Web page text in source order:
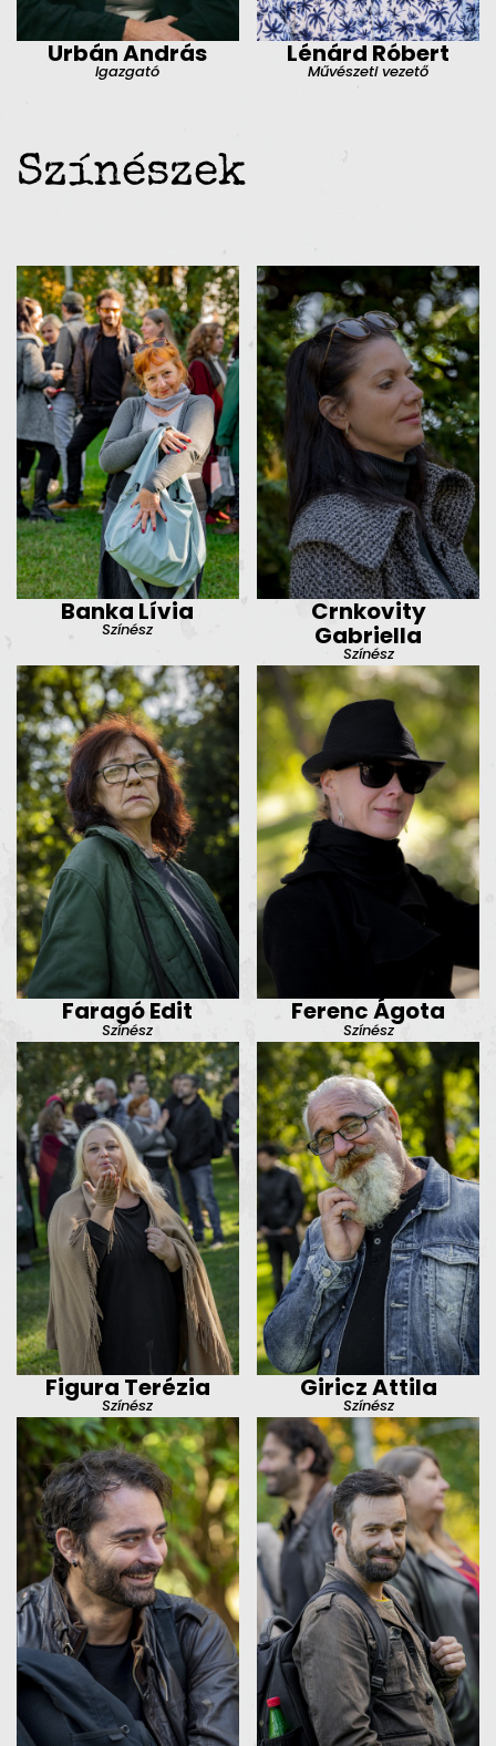
Urbán András
Igazgató
Lénárd Róbert
Művészeti vezető
Színészek
Banka Lívia
Színész
Crnkovity
Gabriella
Színész
Faragó Edit
Színész
Ferenc Ágota
Színész
Figura Terézia
Színész
Giricz Attila
Színész